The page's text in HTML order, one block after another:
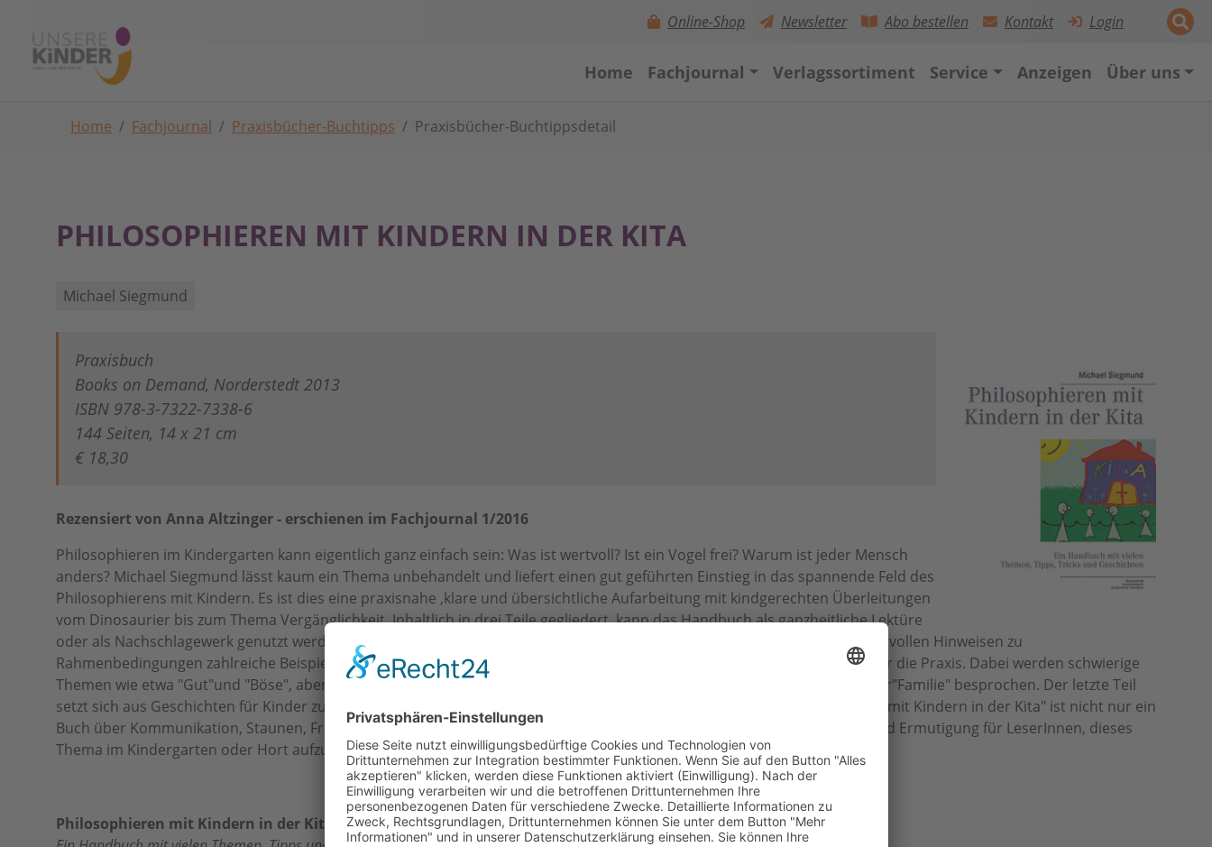
Skip to main navigation
Zum Hauptinhalt springen
Skip to page footer
Online-Shop Newsletter Abo bestellen Kontakt Login
Home Fachjournal Verlagssortiment Service Anzeigen Über uns
Home Fachjournal Praxisbücher-Buchtipps Praxisbücher-Buchtippsdetail
PHILOSOPHIEREN MIT KINDERN IN DER KITA
Michael Siegmund
Praxisbuch
Books on Demand, Norderstedt 2013
ISBN 978-3-7322-7338-6
144 Seiten, 14 x 21 cm
€ 18,30
Rezensiert von Anna Altzinger - erschienen im Fachjournal 1/2016
Philosophieren im Kindergarten kann eigentlich ganz einfach sein: Was ist wertvoll? Ist ein Vogel frei? Warum ist jeder Mensch
anders? Michael Siegmund lässt kaum ein Thema unbehandelt und liefert einen gut geführten Einstieg in das spannende Feld des
Philosophierens mit Kindern. Es ist dies eine praxisnahe ,klare und übersichtliche Aufarbeitung mit kindgerechten Überleitungen
vom Dinosaurier bis zum Thema Vergänglichkeit. Inhaltlich in drei Teile gegliedert, kann das Handbuch als ganzheitliche Lektüre
oder als Nachschlagewerk genutzt werden. Der erste Abschnitt bietet neben dem Grundlagenwissen, den Tipps sowie wertvollen Hinweisen zu
Rahmenbedingungen zahlreiche Beispiele. Der zweite Teil eröffnet ein breite Spektrum an konkreten Themen und Ideen für die Praxis. Dabei werden schwierige
Themen wie etwa "Gut"und "Böse", aber auch Inhalte aus dem alltäglichen Leben eines Kindergartenkindes wie "Tiere" oder"Familie" besprochen. Der letzte Teil
setzt sich aus Geschichten für Kinder zusammen, die Grundlage philosophischer Gespräche sein können. "Philosophieren mit Kindern in der Kita" ist nicht nur ein
Buch über Kommunikation, Staunen, Fragen, Zuhören, Wertschätzen und Wachsen, sondern darüber hinaus Anregung und Ermutigung für LeserInnen, dieses
Thema im Kindergarten oder Hort aufzugreifen.
Philosophieren mit Kindern in der Kita